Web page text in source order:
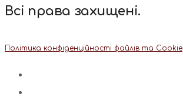
Всі права захищені.
Політика конфіденційності файлів та Cookie